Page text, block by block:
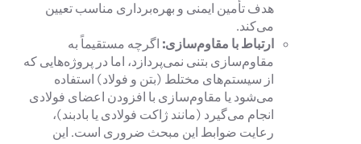
هدف تأمین ایمنی و بهره‌برداری مناسب تعیین
می‌کند.
ارتباط با مقاوم‌سازی: اگرچه مستقیماً به
مقاوم‌سازی بتنی نمی‌پردازد، اما در پروژه‌هایی که
از سیستم‌های مختلط (بتن و فولاد) استفاده
می‌شود یا مقاوم‌سازی با افزودن اعضای فولادی
انجام می‌گیرد (مانند ژاکت فولادی یا بادبند)،
رعایت ضوابط این مبحث ضروری است. این